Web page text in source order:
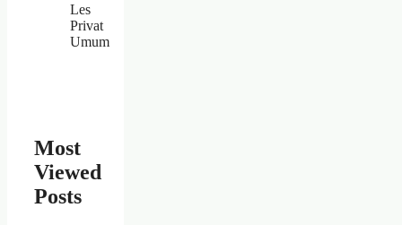
Les
Privat
Umum
Most
Viewed
Posts